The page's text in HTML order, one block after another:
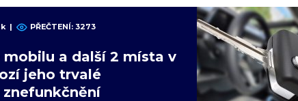
| PŘEČTENÍ: 3273
mobilu a další 2 místa v
jeho trvalé